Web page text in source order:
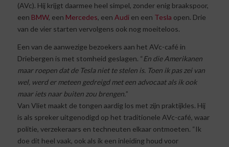
(AVc). Hij krijgt daarmee heel simpel, zonder enig braakspoor,
een BMW, een Mercedes, een Audien een Tesla open. Drie
van de vier starten vervolgens ook nog moeiteloos.
Een van de aanwezige bezoekers aan het AVc-café in
Driebergen is met stomheid geslagen. “ En die Amerikanen
maar roepen dat de Tesla niet te stelen is. Toen ik pas zei van
wel, werd er meteen gedreigd met een advocaat als ik ook
maar iets naar buiten zou brengen.”
Van Vliet maakt de tongen aardig los met zijn praktijkles. Hij
is als spreker uitgenodigd op het traditionele AVc-café, waar
politie, verzekeraars en techneuten elkaar ontmoeten. “Ik
doe dit heel vaak, ook als ik een inleiding houd voor